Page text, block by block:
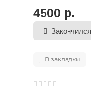
4500 р.
Закончился
В закладки